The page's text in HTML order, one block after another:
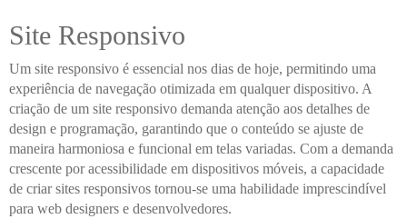
Site Responsivo
Um site responsivo é essencial nos dias de hoje, permitindo uma
experiência de navegação otimizada em qualquer dispositivo. A
criação de um site responsivo demanda atenção aos detalhes de
design e programação, garantindo que o conteúdo se ajuste de
maneira harmoniosa e funcional em telas variadas. Com a demanda
crescente por acessibilidade em dispositivos móveis, a capacidade
de criar sites responsivos tornou-se uma habilidade imprescindível
para web designers e desenvolvedores.